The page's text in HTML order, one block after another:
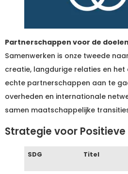
Partnerschappen voor de doelen
Samenwerken is onze tweede
creatie, langdurige relaties en het
echte partnerschappen aan te
overheden en internationale
samen maatschappelijke
Strategie voor
SDG Titel